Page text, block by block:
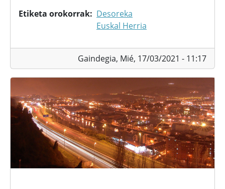
Etiketa orokorrak
Desoreka
Euskal Herria
Gaindegia, Mié, 17/03/2021 - 11:17